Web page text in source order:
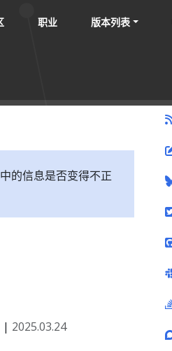
职业 版本列表
的信息是否变得不正
| 2025.03.24